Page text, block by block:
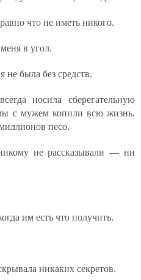
что не иметь никого.
в угол.
была без средств.
носила сберегательную
с мужем копили всю жизнь.
песо.
не рассказывали — ни
им есть что получить.
никаких секретов.